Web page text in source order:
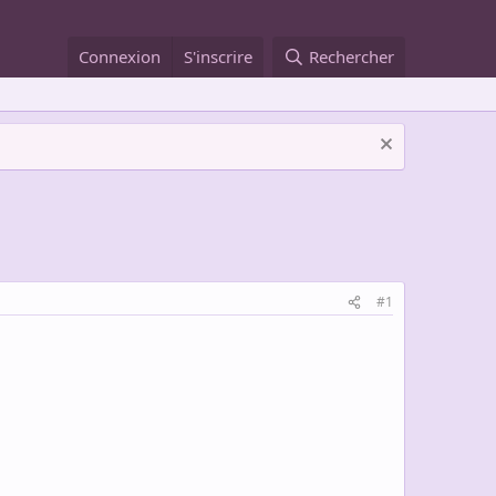
Connexion S'inscrire Rechercher
#1